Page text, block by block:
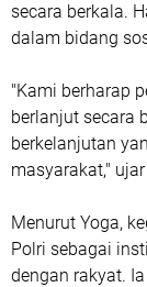
secara berkala.
dalam bidang
"Kami berharap
berlanjut secara
berkelanjutan
masyarakat,"
Menurut Yoga,
Polri sebagai
dengan rakyat.